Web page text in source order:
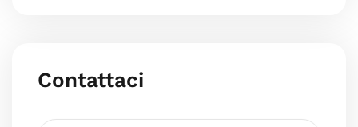
Contattaci